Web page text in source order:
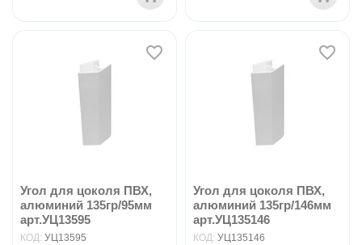
Угол для цоколя ПВХ,
алюминий 135гр/95мм
арт.УЦ13595
КОД: УЦ13595
Угол для цоколя ПВХ,
алюминий 135гр/146мм
арт.УЦ135146
КОД: УЦ135146